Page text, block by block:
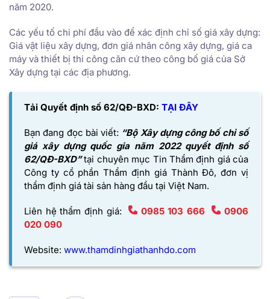
năm 2020.
Các yếu tố chi phí đầu vào để xác định chỉ số giá xây dựng:
Giá vật liệu xây dựng, đơn giá nhân công xây dựng, giá ca
máy và thiết bị thi công căn cứ theo công bố giá của Sở
Xây dựng tại các địa phương.
Tải Quyết định số 62/QĐ-BXD: TẠI ĐÂY
Bạn đang đọc bài viết: “Bộ Xây dựng công bố chỉ số
giá xây dựng quốc gia năm 2022 quyết định số
62/QĐ-BXD” tại chuyên mục Tin Thẩm định giá của
Công ty cổ phần Thẩm định giá Thành Đô, đơn vị
thẩm định giá tài sản hàng đầu tại Việt Nam.
Liên hệ thẩm định giá: 0985 103 666
0906
020 090
Website: www.thamdinhgiathanhdo.com